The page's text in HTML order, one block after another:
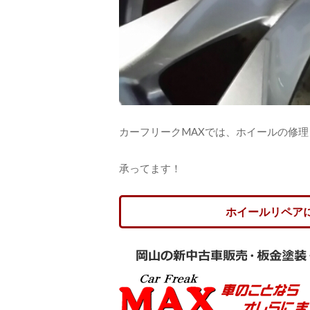
カーフリークMAXでは、ホイールの修理
承ってます！
ホイールリペア